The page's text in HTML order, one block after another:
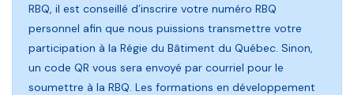
RBQ, il est conseillé d’inscrire votre numéro RBQ
personnel afin que nous puissions transmettre votre
participation à la Régie du Bâtiment du Québec. Sinon,
un code QR vous sera envoyé par courriel pour le
soumettre à la RBQ. Les formations en développement